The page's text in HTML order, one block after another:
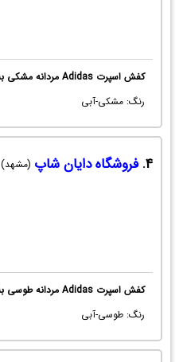
کفش اسپرت Adidas مردانه مشکی بندی
رنگ: مشکی-آبی
4. فروشگاه دایان شاپ (مشهد)
کفش اسپرت Adidas مردانه طوسی بندی
رنگ: طوسی-آبی